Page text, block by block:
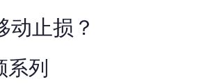
动止损？
系列